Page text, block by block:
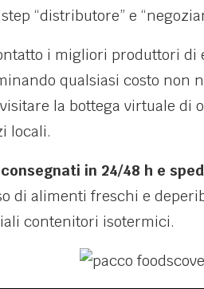
“distributore” e
i migliori produttori
qualsiasi costo non
la bottega virtuale di
locali.
consegnati in 24/48 h e
di alimenti freschi e
contenitori isotermici.